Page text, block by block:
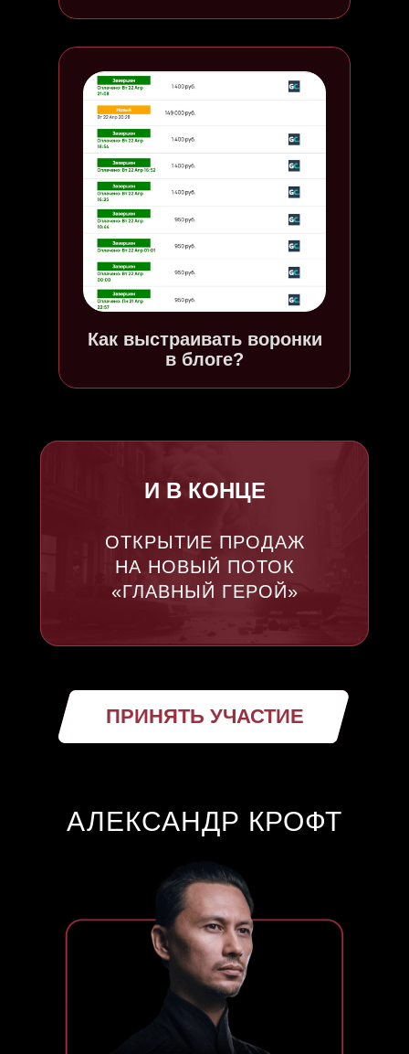
Как выстраивать воронки
в блоге?
ОТКРЫТИЕ ПРОДАЖ
НА НОВЫЙ ПОТОК
«ГЛАВНЫЙ ГЕРОЙ»
И В КОНЦЕ
ПРИНЯТЬ УЧАСТИЕ
АЛЕКСАНДР КРОФТ